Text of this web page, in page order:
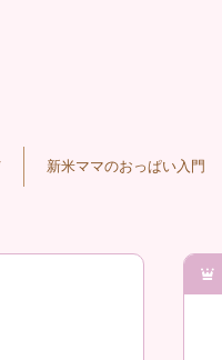
新米ママのおっぱい入門